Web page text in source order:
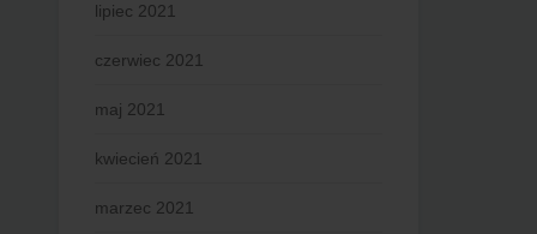
lipiec 2021
czerwiec 2021
maj 2021
kwiecień 2021
marzec 2021